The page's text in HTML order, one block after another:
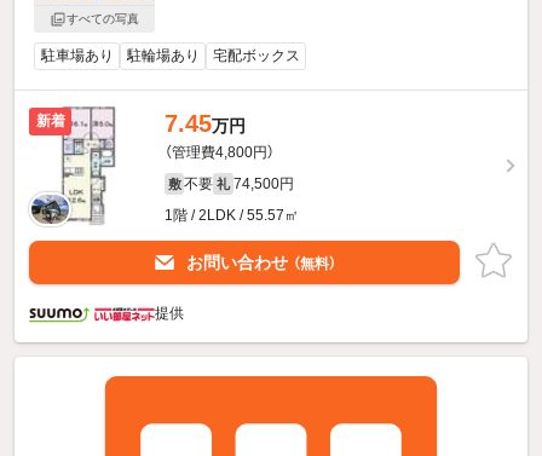
すべての写真
駐車場あり 駐輪場あり 宅配ボックス
新着 7.45万円
（管理費4,800円）
敷 不要 礼 74,500円
1階 / 2LDK / 55.57㎡
お問い合わせ （無料）
提供